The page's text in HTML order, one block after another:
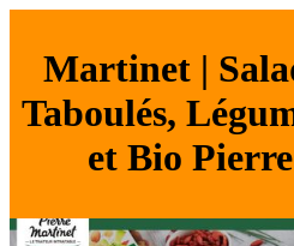
Martinet |
Taboulés,
et Bio